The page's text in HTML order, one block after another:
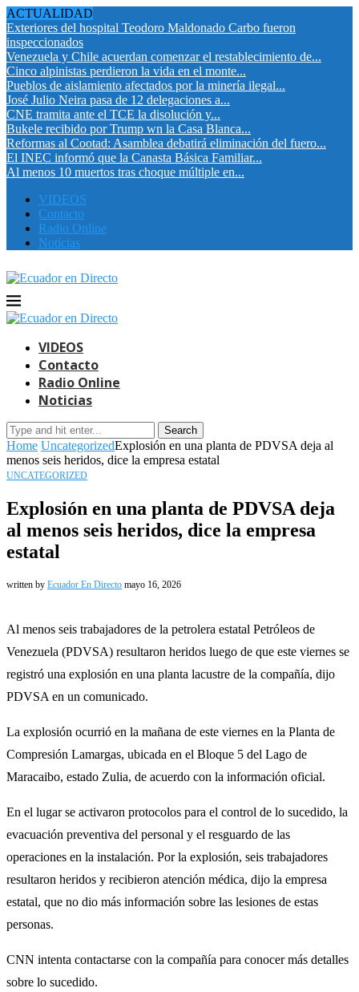
ACTUALIDAD
Exteriores del hospital Teodoro Maldonado Carbo fueron
inspeccionados
Venezuela y Chile acuerdan comenzar el restablecimiento de...
Cinco alpinistas perdieron la vida en el monte...
Pueblos de aislamiento afectados por la minería ilegal...
José Julio Neira pasa de 12 delegaciones a...
CNE tramita ante el TCE la disolución y...
Bukele recibido por Trump wn la Casa Blanca...
Reformas al Cootad: Asamblea debatirá eliminación del fuero...
El INEC informó que la Canasta Básica Familiar...
Al menos 10 muertos tras choque múltiple en...
VIDEOS
Contacto
Radio Online
Noticias
VIDEOS
Contacto
Radio Online
Noticias
Search
Home UncategorizedExplosión en una planta de PDVSA deja al
menos seis heridos, dice la empresa estatal
UNCATEGORIZED
Explosión en una planta de PDVSA deja
al menos seis heridos, dice la empresa
estatal
written by Ecuador En Directo mayo 16, 2026
Al menos seis trabajadores de la petrolera estatal Petróleos de
Venezuela (PDVSA) resultaron heridos luego de que este viernes se
registró una explosión en una planta lacustre de la compañía, dijo
PDVSA en un comunicado.
La explosión ocurrió en la mañana de este viernes en la Planta de
Compresión Lamargas, ubicada en el Bloque 5 del Lago de
Maracaibo, estado Zulia, de acuerdo con la información oficial.
En el lugar se activaron protocolos para el control de lo sucedido, la
evacuación preventiva del personal y el resguardo de las
operaciones en la instalación. Por la explosión, seis trabajadores
resultaron heridos y recibieron atención médica, dijo la empresa
estatal, que no dio más información sobre las lesiones de estas
personas.
CNN intenta contactarse con la compañía para conocer más detalles
sobre lo sucedido.